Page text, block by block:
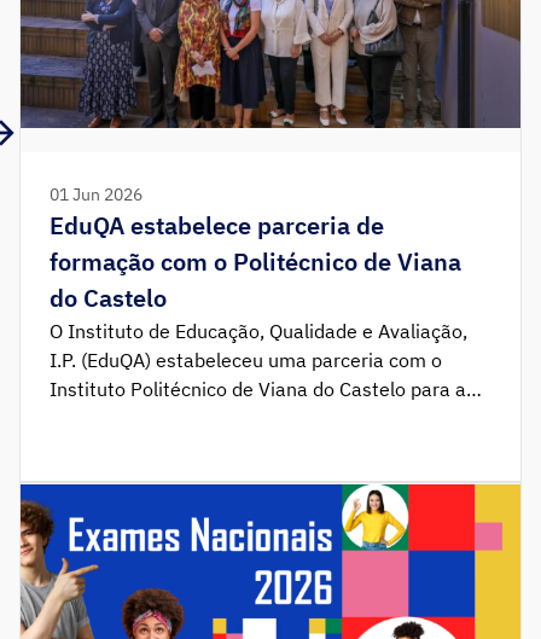
01 Jun 2026
EduQA estabelece parceria de
formação com o Politécnico de Viana
do Castelo
O Instituto de Educação, Qualidade e Avaliação,
I.P. (EduQA) estabeleceu uma parceria com o
Instituto Politécnico de Viana do Castelo para a
Conselho Diretivo do EduQA, Anabela Serrão,
participou na cerimónia de abertura.